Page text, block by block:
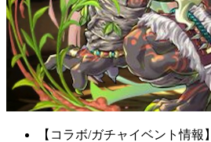
【コラボ/ガチャイベント情報】